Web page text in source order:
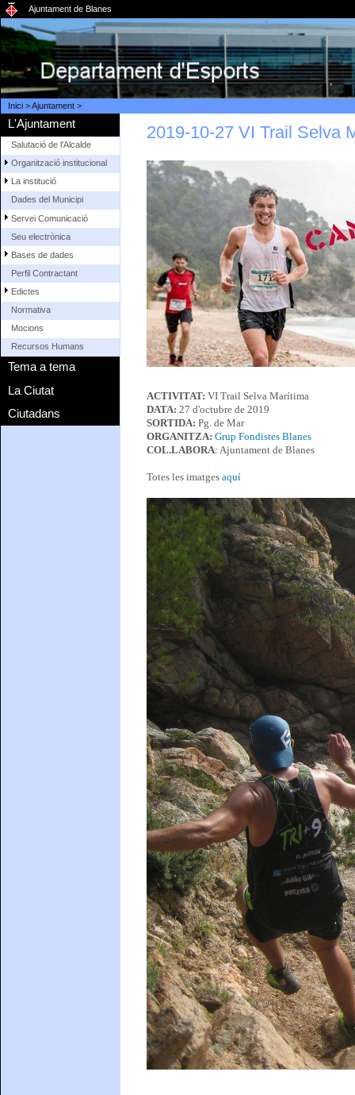
Ajuntament de Blanes
Inici>Ajuntament>
L'Ajuntament
Salutació de l'Alcalde
Organització institucional
La institució
Dades del Municipi
Servei Comunicació
Seu electrònica
Bases de dades
Perfil Contractant
Edictes
Normativa
Mocions
Recursos Humans
Tema a tema
La Ciutat
Ciutadans
2019-10-27 VI Trail Selva
ACTIVITAT: VI Trail Selva Marítima
DATA: 27 d'octubre de 2019
SORTIDA: Pg. de Mar
ORGANITZA: Grup Fondistes Blanes
COL.LABORA: Ajuntament de Blanes
Totes les imatges aquí